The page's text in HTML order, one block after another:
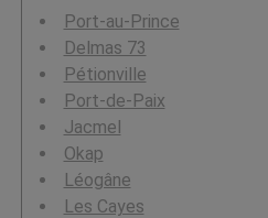
Port-au-Prince
Delmas 73
Pétionville
Port-de-Paix
Jacmel
Okap
Léogâne
Les Cayes